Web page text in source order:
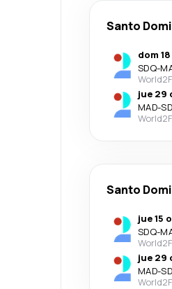
Santo
dom
SDQ-
jue 29
MAD-
Santo
jue 15
SDQ-
jue 29
MAD-